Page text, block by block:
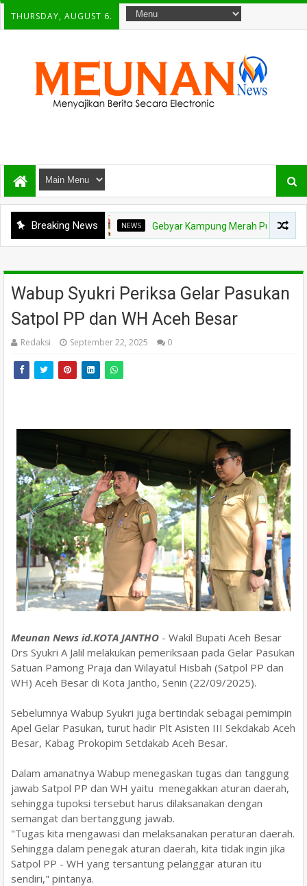
THURSDAY, AUGUST 6.
Breaking News
NEWS Gebyar Kampung Merah Putih Berhadiah
Wabup Syukri Periksa Gelar Pasukan
Satpol PP dan WH Aceh Besar
Redaksi September 22, 2025 0
Meunan News id.KOTA JANTHO - Wakil Bupati Aceh Besar
Drs Syukri A Jalil melakukan pemeriksaan pada Gelar Pasukan
Satuan Pamong Praja dan Wilayatul Hisbah (Satpol PP dan
WH) Aceh Besar di Kota Jantho, Senin (22/09/2025).
Sebelumnya Wabup Syukri juga bertindak sebagai pemimpin
Apel Gelar Pasukan, turut hadir Plt Asisten III Sekdakab Aceh
Besar, Kabag Prokopim Setdakab Aceh Besar.
Dalam amanatnya Wabup menegaskan tugas dan tanggung
jawab Satpol PP dan WH yaitu menegakkan aturan daerah,
sehingga tupoksi tersebut harus dilaksanakan dengan
semangat dan bertanggung jawab.
"Tugas kita mengawasi dan melaksanakan peraturan daerah.
Sehingga dalam penegak aturan daerah, kita tidak ingin jika
Satpol PP - WH yang tersantung pelanggar aturan itu
sendiri," pintanya.